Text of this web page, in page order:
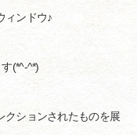
ィンドウ♪
(*^-^*)
クションされたものを展